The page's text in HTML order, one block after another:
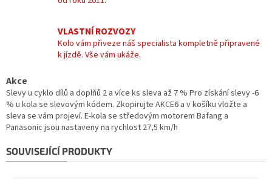
VLASTNÍ ROZVOZY
Kolo vám přiveze náš specialista kompletně připravené
k jízdě. Vše vám ukáže.
Akce
Slevy u cyklo dílů a doplňů 2 a více ks sleva až 7 % Pro získání slevy -6
% u kola se slevovým kódem. Zkopirujte AKCE6 a v košíku vložte a
sleva se vám projeví. E-kola se středovým motorem Bafang a
Panasonic jsou nastaveny na rychlost 27,5 km/h
SOUVISEJÍCÍ PRODUKTY